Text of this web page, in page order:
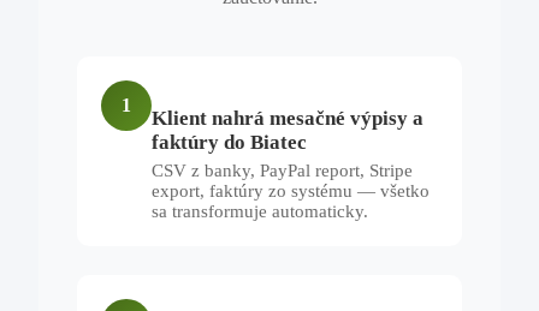
1
Klient nahrá mesačné výpisy a
faktúry do Biatec
CSV z banky, PayPal report, Stripe
export, faktúry zo systému — všetko
sa transformuje automaticky.